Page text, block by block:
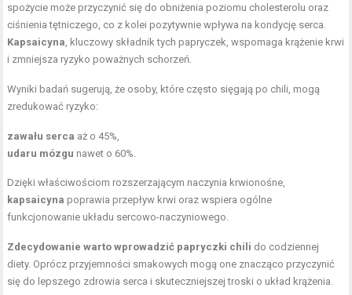
spożycie może przyczynić się do obniżenia poziomu cholesterolu oraz
ciśnienia tętniczego, co z kolei pozytywnie wpływa na kondycję serca.
Kapsaicyna , kluczowy składnik tych papryczek, wspomaga krążenie krwi
i zmniejsza ryzyko poważnych schorzeń.
Wyniki badań sugerują, że osoby, które często sięgają po chili, mogą
zredukować ryzyko:
zawału serca aż o 45%,
udaru mózgu nawet o 60%.
Dzięki właściwościom rozszerzającym naczynia krwionośne,
kapsaicyna poprawia przepływ krwi oraz wspiera ogólne
funkcjonowanie układu sercowo-naczyniowego.
Zdecydowanie warto wprowadzić papryczki chili do codziennej
diety. Oprócz przyjemności smakowych mogą one znacząco przyczynić
się do lepszego zdrowia serca i skuteczniejszej troski o układ krążenia.